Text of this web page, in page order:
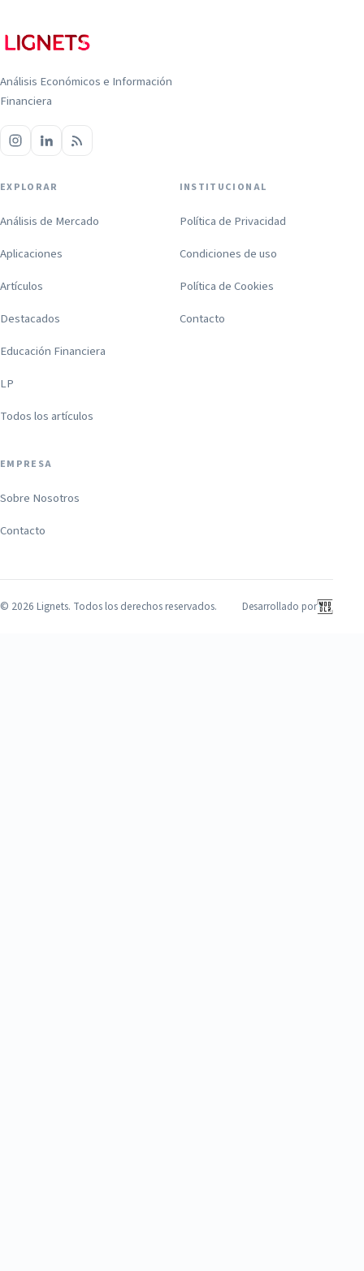
Análisis Económicos e Información
Financiera
EXPLORAR
Análisis de Mercado
Aplicaciones
Artículos
Destacados
Educación Financiera
LP
Todos los artículos
INSTITUCIONAL
Política de Privacidad
Condiciones de uso
Política de Cookies
Contacto
EMPRESA
Sobre Nosotros
Contacto
© 2026 Lignets. Todos los derechos reservados. Desarrollado por